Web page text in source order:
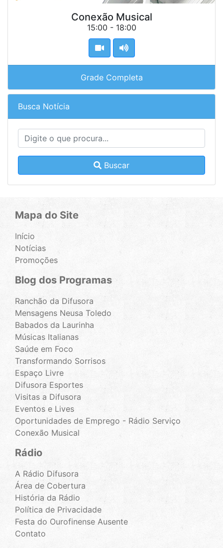
Conexão Musical
15:00 - 18:00
Grade Completa
Busca Notícia
Buscar
Mapa do Site
Início
Notícias
Promoções
Blog dos Programas
Ranchão da Difusora
Mensagens Neusa Toledo
Babados da Laurinha
Músicas Italianas
Saúde em Foco
Transformando Sorrisos
Espaço Livre
Difusora Esportes
Visitas a Difusora
Eventos e Lives
Oportunidades de Emprego - Rádio Serviço
Conexão Musical
Rádio
A Rádio Difusora
Área de Cobertura
História da Rádio
Política de Privacidade
Festa do Ourofinense Ausente
Contato